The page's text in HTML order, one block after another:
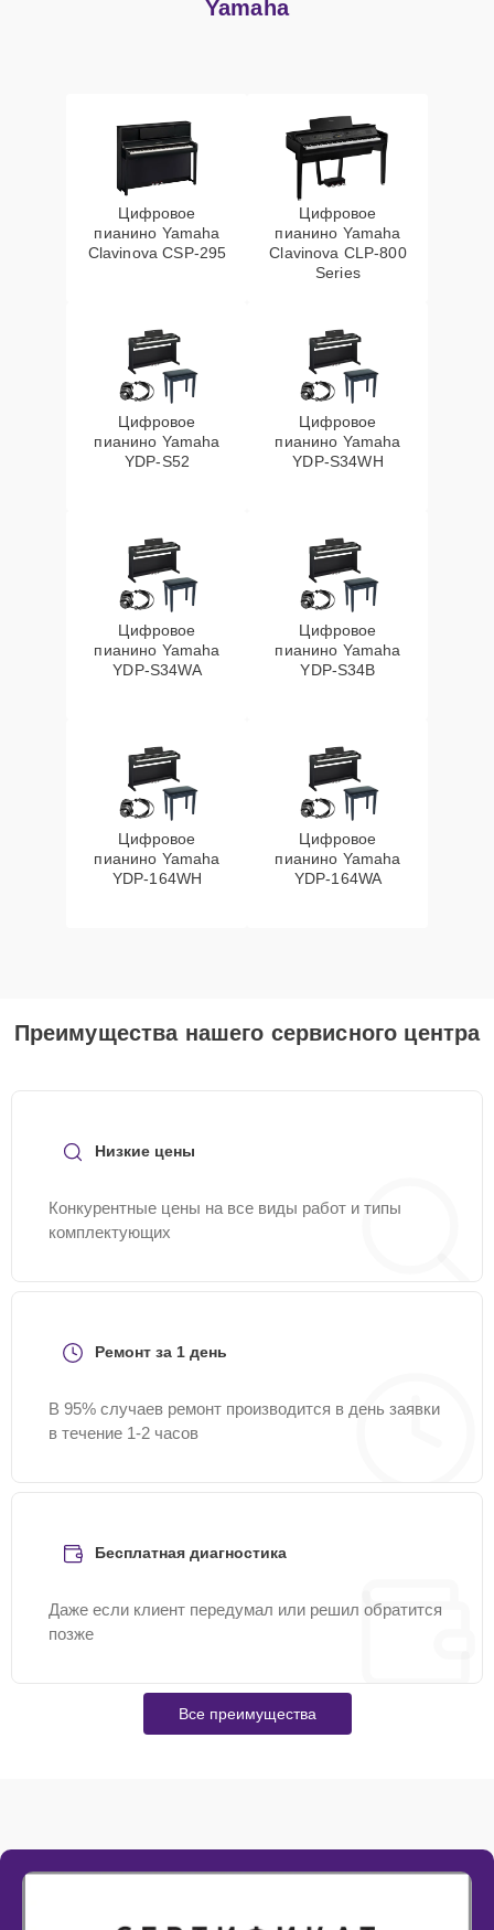
Yamaha
Цифровое
пианино Yamaha
Clavinova CSP-295
Цифровое
пианино Yamaha
Clavinova CLP-800
Series
Цифровое
пианино Yamaha
YDP-S52
Цифровое
пианино Yamaha
YDP-S34WH
Цифровое
пианино Yamaha
YDP-S34WA
Цифровое
пианино Yamaha
YDP-S34B
Цифровое
пианино Yamaha
YDP-164WH
Цифровое
пианино Yamaha
YDP-164WA
Преимущества нашего сервисного центра
Низкие цены
Конкурентные цены на все виды работ и типы
комплектующих
Ремонт за 1 день
В 95% случаев ремонт производится в день заявки
в течение 1-2 часов
Бесплатная диагностика
Даже если клиент передумал или решил обратится
позже
Все преимущества